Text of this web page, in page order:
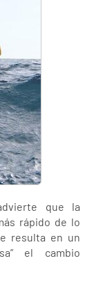
que la
rápido de lo
resulta en un
el cambio